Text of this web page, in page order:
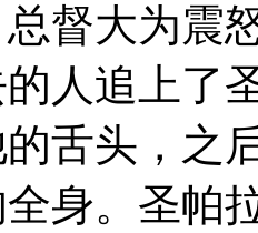
督大为震
人追上了
舌头，之
身。圣帕